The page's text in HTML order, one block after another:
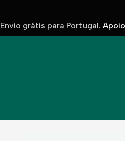
Envio grátis para Portugal.